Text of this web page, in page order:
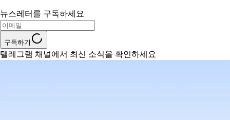
뉴스레터를 구독하세요
구독하기
텔레그램 채널에서 최신 소식을 확인하세요